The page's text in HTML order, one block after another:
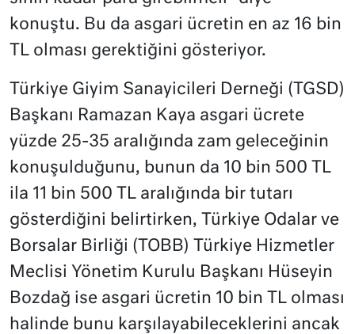
konuştu. Bu da asgari ücretin en az 16 bin
TL olması gerektiğini gösteriyor.
Türkiye Giyim Sanayicileri Derneği (TGSD)
Başkanı Ramazan Kaya asgari ücrete
yüzde 25-35 aralığında zam geleceğinin
konuşulduğunu, bunun da 10 bin 500 TL
ila 11 bin 500 TL aralığında bir tutarı
gösterdiğini belirtirken, Türkiye Odalar ve
Borsalar Birliği (TOBB) Türkiye Hizmetler
Meclisi Yönetim Kurulu Başkanı Hüseyin
Bozdağ ise asgari ücretin 10 bin TL olması
halinde bunu karşılayabileceklerini ancak